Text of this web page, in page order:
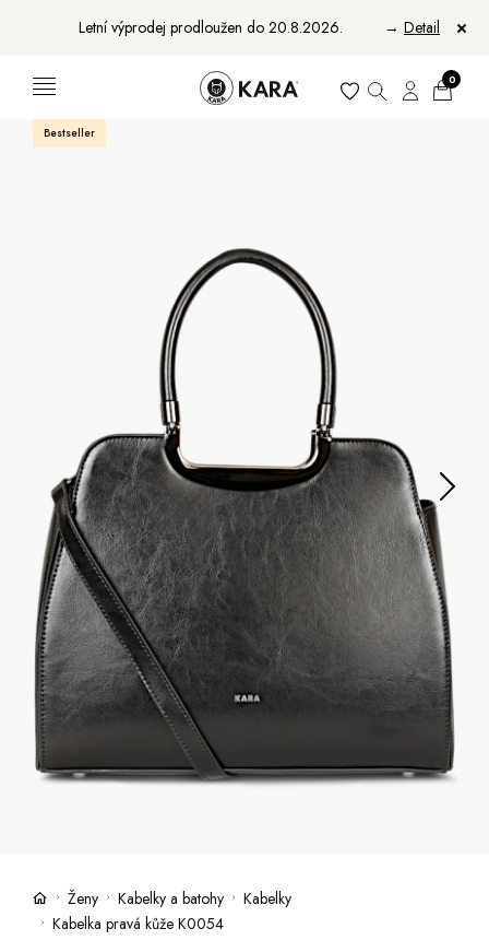
Letní výprodej prodloužen do 20.8.2026. → Detail
Manikúry
Peňaženky
Kufre -21 % Predajne Služby
Kara klub
Darčekové poukazy
Extra výhodné
Zľavy
Bundy a kabáty -50 %
Česky Slovensky
0
Bestseller
Ženy Kabelky a batohy
Kabelky
Kabelka pravá kůže K0054